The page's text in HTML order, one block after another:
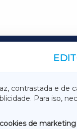
contrastada e de
Para iso,
cookies de marketing